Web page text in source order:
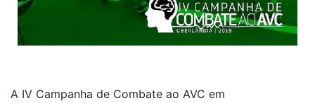
A IV Campanha de Combate ao AVC em